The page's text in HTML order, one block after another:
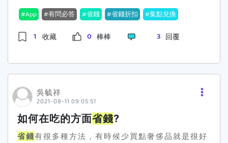
App 有問必答 省錢 省錢折扣 集點兌換
1 收藏 0 棒棒 3 回覆
吳毓祥
2021-08-11 09:05:51
如何在吃的方面省錢?
省錢有很多種方法，有時候少買點奢侈品就是很好